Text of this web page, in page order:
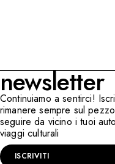
newsletter
Continuiamo a sentirci!
rimanere sempre sul
seguire da vicino i tuoi
viaggi culturali
ISCRIVITI